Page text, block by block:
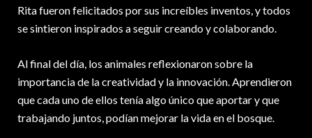
Rita fueron felicitados por sus increíbles inventos, y todos
se sintieron inspirados a seguir creando y colaborando.
Al final del día, los animales reflexionaron sobre la
importancia de la creatividad y la innovación. Aprendieron
que cada uno de ellos tenía algo único que aportar y que
trabajando juntos, podían mejorar la vida en el bosque.